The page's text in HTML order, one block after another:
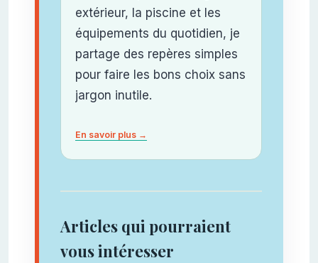
extérieur, la piscine et les
équipements du quotidien, je
partage des repères simples
pour faire les bons choix sans
jargon inutile.
En savoir plus →
Articles qui pourraient
vous intéresser